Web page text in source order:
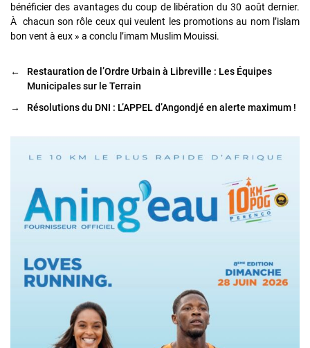
bénéficier des avantages du coup de libération du 30 août dernier.
À chacun son rôle ceux qui veulent les promotions au nom l’islam
bon vent à eux » a conclu l’imam Muslim Mouissi.
←
Restauration de l’Ordre Urbain à Libreville : Les Équipes
Municipales sur le Terrain
→
Résolutions du DNI : L’APPEL d’Angondjé en alerte maximum !